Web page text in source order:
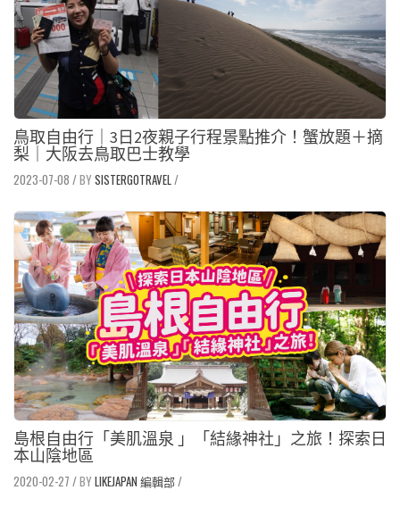
鳥取自由行｜3日2夜親子行程景點推介！蟹放題＋摘
梨｜大阪去鳥取巴士教學
2023-07-08 / SISTERGOTRAVEL/
島根自由行「美肌溫泉 」「結緣神社」之旅！探索日
本山陰地區
2020-02-27 / LIKEJAPAN 編輯部/